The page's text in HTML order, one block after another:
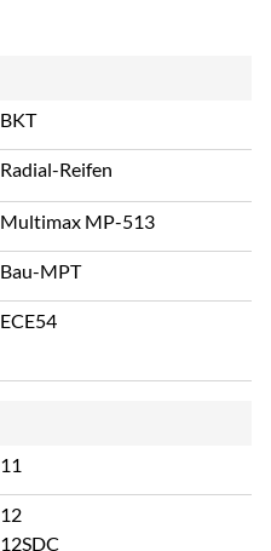
BKT
Radial-Reifen
Multimax MP-513
Bau-MPT
ECE54
11
12
12SDC